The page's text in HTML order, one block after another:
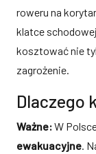
roweru na
klatce
kosztować nie
zagrożenie.
Dlaczego
Ważne:W
ewakuacyjne .